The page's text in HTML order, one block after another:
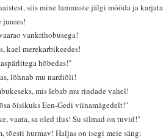
siis mine lammaste jälgi mööda ja karjata
juures!
vankrihobusega!
kael merekarbikeedes!
hõbedas!"
lõhnab mu nardiõli!
mis lebab mu rindade vahel!
õisikuks Een-Gedi viinamägedelt!"
vaata, sa oled ilus! Su silmad on tuvid!"
tõesti hurmav! Haljas on isegi meie säng: